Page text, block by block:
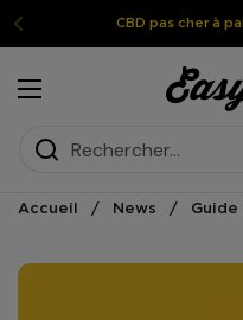
Passer au contenuCBD pas cher à
Ouvrir le menu
Accueil / News /